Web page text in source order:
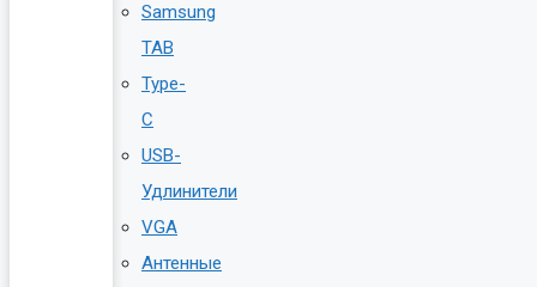
Samsung
TAB
Type-
C
USB-
Удлинители
VGA
Антенные